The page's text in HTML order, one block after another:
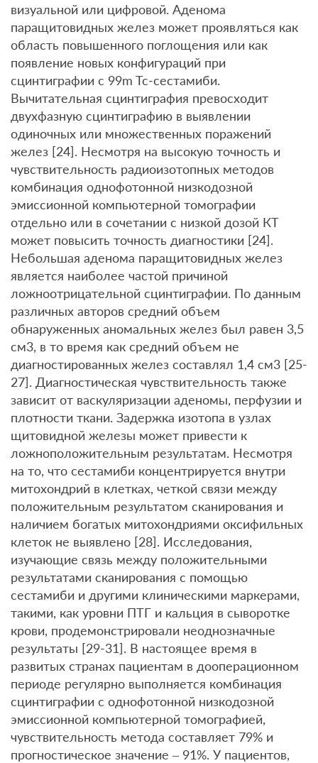
визуальной или цифровой. Аденома
паращитовидных желез может проявляться как
область повышенного поглощения или как
появление новых конфигураций при
сцинтиграфии с 99m Tc-сестамиби.
Вычитательная сцинтиграфия превосходит
двухфазную сцинтиграфию в выявлении
одиночных или множественных поражений
желез [24]. Несмотря на высокую точность и
чувствительность радиоизотопных методов
комбинация однофотонной низкодозной
эмиссионной компьютерной томографии
отдельно или в сочетании с низкой дозой КТ
может повысить точность диагностики [24].
Небольшая аденома паращитовидных желез
является наиболее частой причиной
ложноотрицательной сцинтиграфии. По данным
различных авторов средний объем
обнаруженных аномальных желез был равен 3,5
см3, в то время как средний объем не
диагностированных желез составлял 1,4 см3 [25-
27]. Диагностическая чувствительность также
зависит от васкуляризации аденомы, перфузии и
плотности ткани. Задержка изотопа в узлах
щитовидной железы может привести к
ложноположительным результатам. Несмотря
на то, что сестамиби концентрируется внутри
митохондрий в клетках, четкой связи между
положительным результатом сканирования и
наличием богатых митохондриями оксифильных
клеток не выявлено [28]. Исследования,
изучающие связь между положительными
результатами сканирования с помощью
сестамиби и другими клиническими маркерами,
такими, как уровни ПТГ и кальция в сыворотке
крови, продемонстрировали неоднозначные
результаты [29-31]. В настоящее время в
развитых странах пациентам в дооперационном
периоде регулярно выполняется комбинация
сцинтиграфии с однофотонной низкодозной
эмиссионной компьютерной томографией,
чувствительность метода составляет 79% и
прогностическое значение – 91%. У пациентов,